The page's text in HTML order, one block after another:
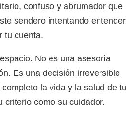
confuso y abrumador que
sendero intentando entender
tu cuenta.
No es una asesoría
Es una decisión irreversible
la vida y la salud de tu
criterio como su cuidador.